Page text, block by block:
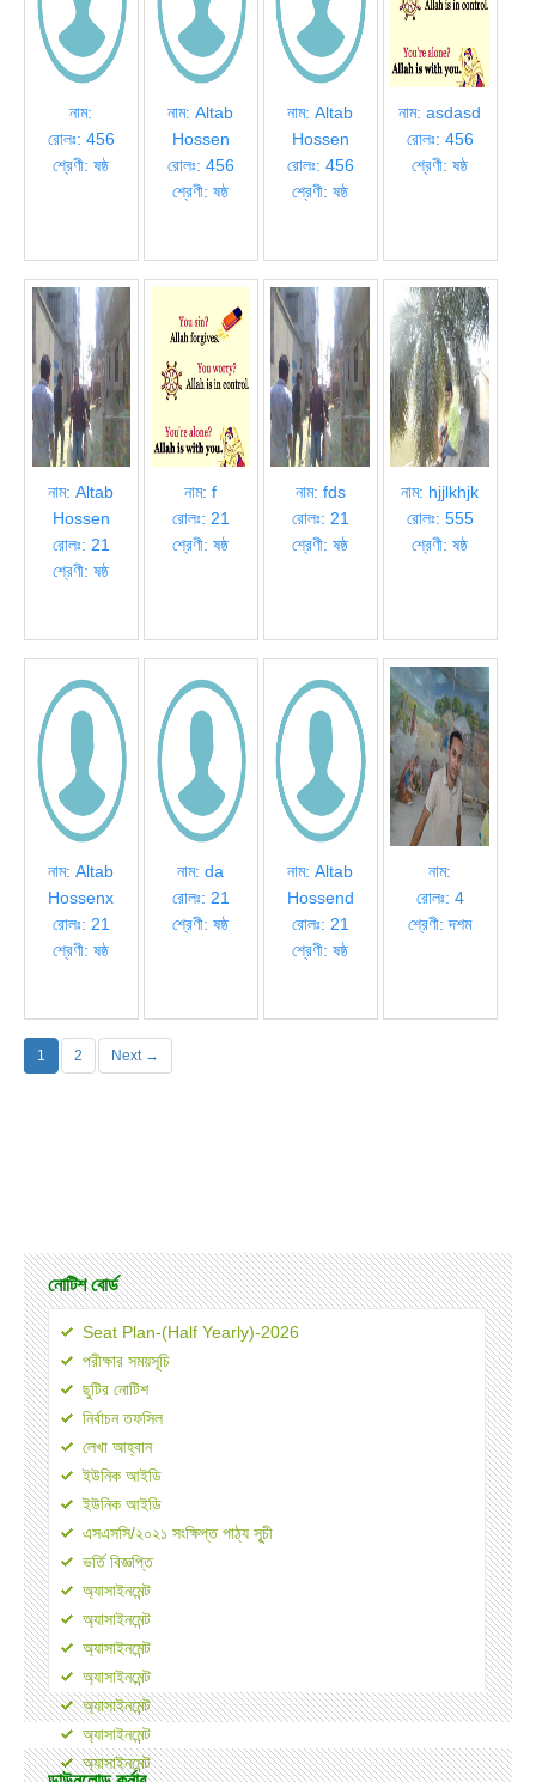
নাম:
রোলঃ: 456
শ্রেণী: ষষ্ঠ
নাম: Altab
Hossen
রোলঃ: 456
শ্রেণী: ষষ্ঠ
নাম: Altab
Hossen
রোলঃ: 456
শ্রেণী: ষষ্ঠ
নাম: asdasd
রোলঃ: 456
শ্রেণী: ষষ্ঠ
নাম: Altab
Hossen
রোলঃ: 21
শ্রেণী: ষষ্ঠ
নাম: f
রোলঃ: 21
শ্রেণী: ষষ্ঠ
নাম: fds
রোলঃ: 21
শ্রেণী: ষষ্ঠ
নাম: hjjlkhjk
রোলঃ: 555
শ্রেণী: ষষ্ঠ
নাম: Altab
Hossenx
রোলঃ: 21
শ্রেণী: ষষ্ঠ
নাম: da
রোলঃ: 21
শ্রেণী: ষষ্ঠ
নাম: Altab
Hossend
রোলঃ: 21
শ্রেণী: ষষ্ঠ
নাম:
রোলঃ: 4
শ্রেণী: দশম
1 2 Next →
নোটিশ বোর্ড
Seat Plan-(Half Yearly)-2026
পরীক্ষার সময়সূচি
ছুটির নোটিশ
নির্বাচন তফসিল
লেখা আহ্বান
ইউনিক আইডি
ইউনিক আইডি
এসএসসি/২০২১ সংক্ষিপ্ত পাঠ্য সূূচী
ভর্তি বিজ্ঞপ্তি
অ্যাসাইনমেন্ট
অ্যাসাইনমেন্ট
অ্যাসাইনমেন্ট
অ্যাসাইনমেন্ট
অ্যাসাইনমেন্ট
অ্যাসাইনমেন্ট
অ্যাসাইনমেন্ট